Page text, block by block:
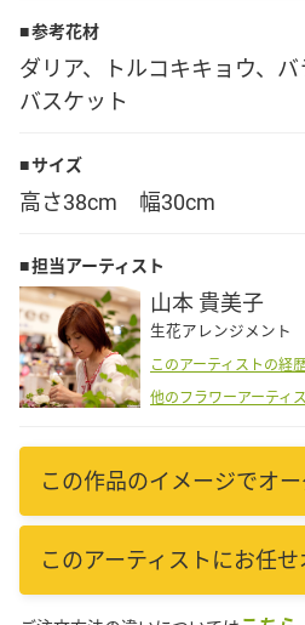
instagram
English
参考花材
ダリア、トルコキキョウ、
バスケット
サイズ
高さ38cm 幅30cm
担当アーティスト
山本 貴美子
生花アレンジメント
このアーティストの経
他のフラワーアーティ
この作品のイメージでオ
このアーティストにお任